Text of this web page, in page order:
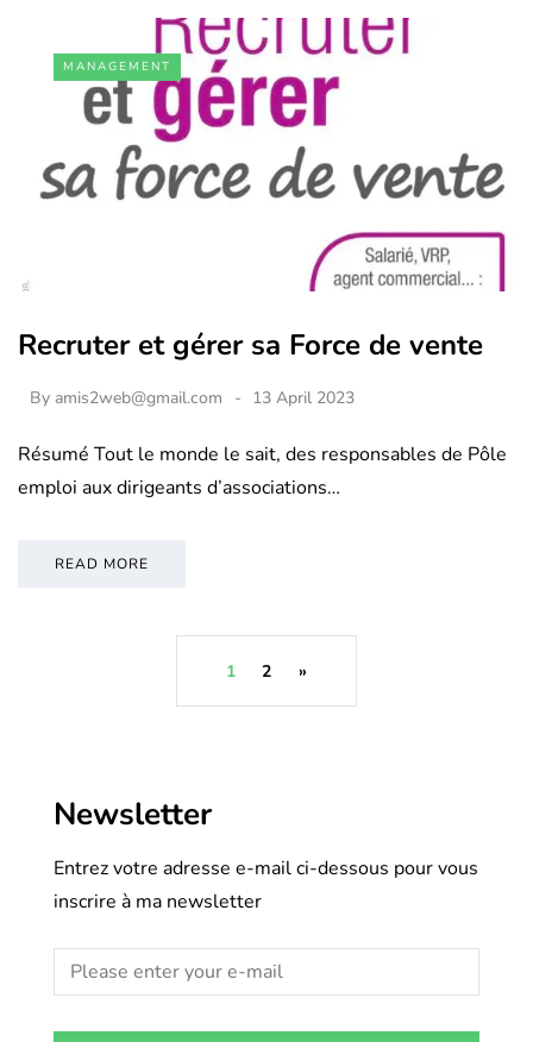
MANAGEMENT
Recruter et gérer sa Force de vente
By amis2web@gmail.com 13 April 2023
Résumé Tout le monde le sait, des responsables de Pôle
emploi aux dirigeants d’associations…
READ MORE
1 2 »
Newsletter
Entrez votre adresse e-mail ci-dessous pour vous
inscrire à ma newsletter